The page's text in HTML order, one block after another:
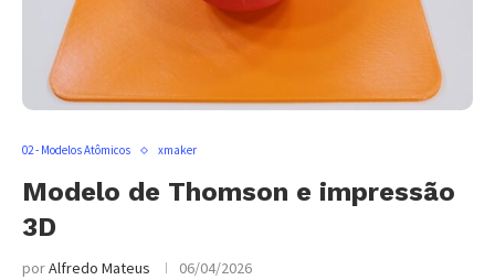
02 - Modelos Atômicos xmaker
Modelo de Thomson e impressão
3D
porAlfredo Mateus 06/04/2026